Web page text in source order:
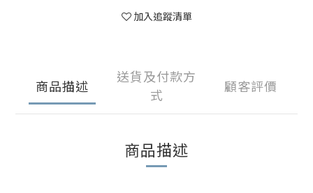
加入追蹤清單
商品描述
送貨及付款方
式
顧客評價
商品描述